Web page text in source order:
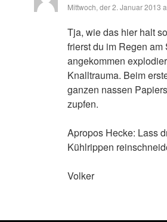
Mittwoch, der 2. Januar 2013
Tja, wie das hier halt
frierst du im Regen
angekommen
Knalltrauma. Beim
ganzen nassen
zupfen.
Apropos Hecke: Lass
Kühlrippen
Volker